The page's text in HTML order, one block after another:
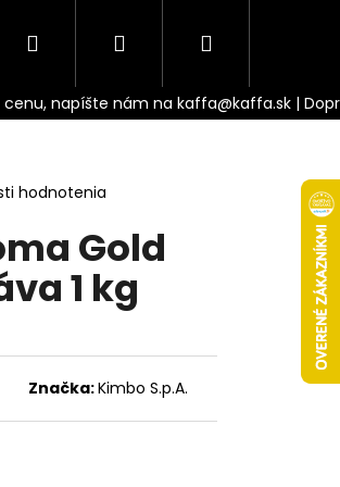
Hľadať PrihlásenieNákupný
košík
hodnotenia
Gold
1 kg
Značka:Kimbo S.p.A.